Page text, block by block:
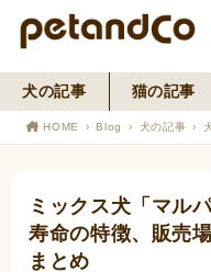
犬の記事 猫の記事
HOME Blog 犬の記事
ミックス犬「マル
寿命の特徴、販売
まとめ